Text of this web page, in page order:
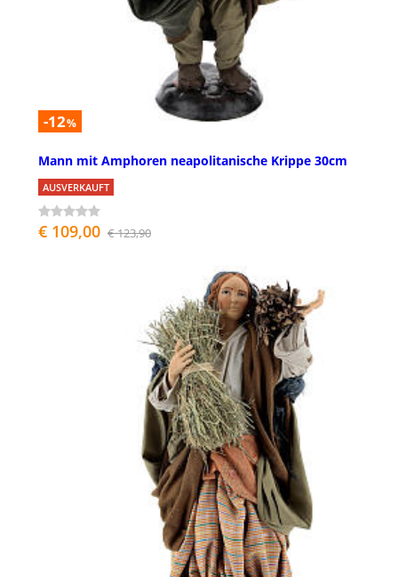
-12%
Mann mit Amphoren neapolitanische Krippe 30cm
AUSVERKAUFT
€ 109,00 € 123,90